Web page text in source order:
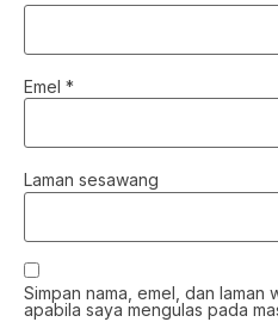
Emel *
Laman sesawang
Simpan nama, emel, dan laman
apabila saya mengulas pada